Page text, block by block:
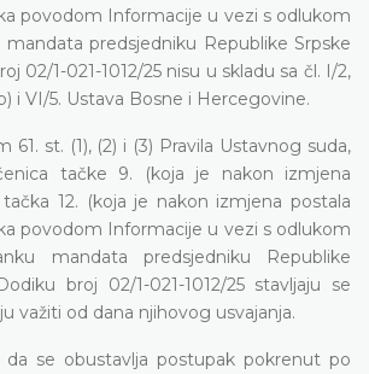
povodom Informacije u vezi s odlukom
mandata predsjedniku Republike Srpske
02/1-021-1012/25 nisu u skladu sa čl. I/2,
i VI/5. Ustava Bosne i Hercegovine.
61. st. (1), (2) i (3) Pravila Ustavnog suda,
tačke 9. (koja je nakon izmjena
12. (koja je nakon izmjena postala
povodom Informacije u vezi s odlukom
mandata predsjedniku Republike
broj 02/1-021-1012/25 stavljaju se
važiti od dana njihovog usvajanja.
da se obustavlja postupak pokrenut po